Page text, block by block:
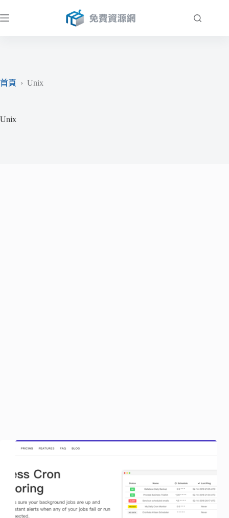
至
首頁
› Unix
Unix